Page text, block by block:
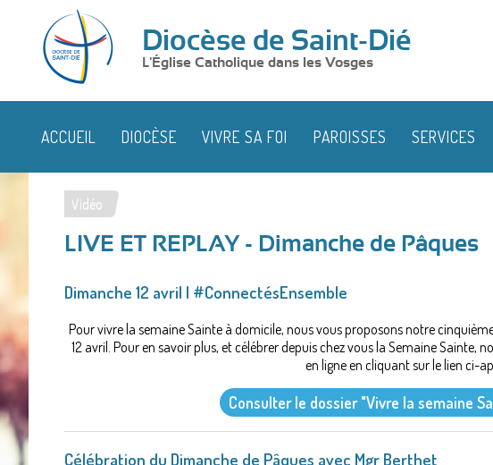
Diocèse de Saint-Dié
L'Église Catholique dans les Vosges
ACCUEIL DIOCÈSE VIVRE SA FOI PAROISSES SERVICES
Vous
êtes
ici
Vidéo
LIVE ET REPLAY - Dimanche de Pâques
Dimanche 12 avril | #ConnectésEnsemble
Pour vivre la semaine Sainte à domicile, nous vous proposons notre
12 avril. Pour en savoir plus, et célébrer depuis chez vous la Semaine Sainte,
en ligne en cliquant sur le lien ci-
Consulter le dossier "Vivre la semaine
Célébration du Dimanche de Pâques avec Mgr Berthet